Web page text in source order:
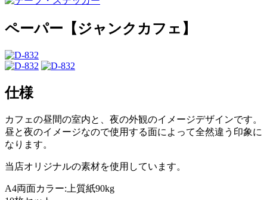
ペーパー【ジャンクカフェ】
仕様
カフェの昼間の室内と、夜の外観のイメージデザインです。
昼と夜のイメージなので使用する面によって全然違う印象に
なります。
当店オリジナルの素材を使用しています。
A4両面カラー:上質紙90kg